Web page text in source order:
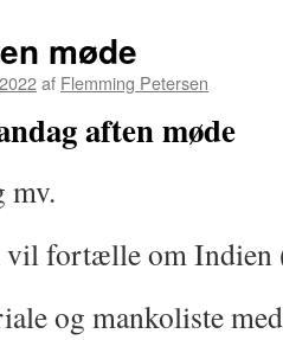
møde
af Flemming Petersen
aften møde
mv.
vil fortælle om
og mankoliste